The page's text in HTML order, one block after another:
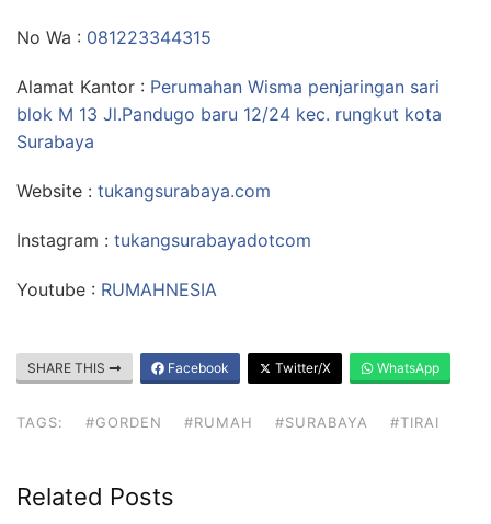
No Wa : 081223344315
Alamat Kantor : Perumahan Wisma penjaringan sari
blok M 13 Jl.Pandugo baru 12/24 kec. rungkut kota
Surabaya
Website : tukangsurabaya.com
Instagram : tukangsurabayadotcom
Youtube : RUMAHNESIA
SHARE THIS Facebook Twitter/X WhatsApp
TAGS: #GORDEN #RUMAH #SURABAYA #TIRAI
Related Posts